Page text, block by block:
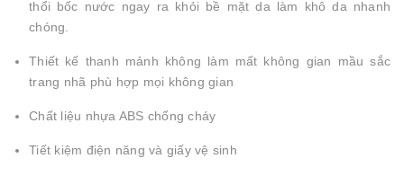
thổi bốc nước ngay ra khỏi bề mặt da làm khô da nhanh
chóng.
Thiết kế thanh mảnh không làm mất không gian mầu sắc
trang nhã phù hợp mọi không gian
Chất liệu nhựa ABS chống cháy
Tiết kiệm điện năng và giấy vệ sinh